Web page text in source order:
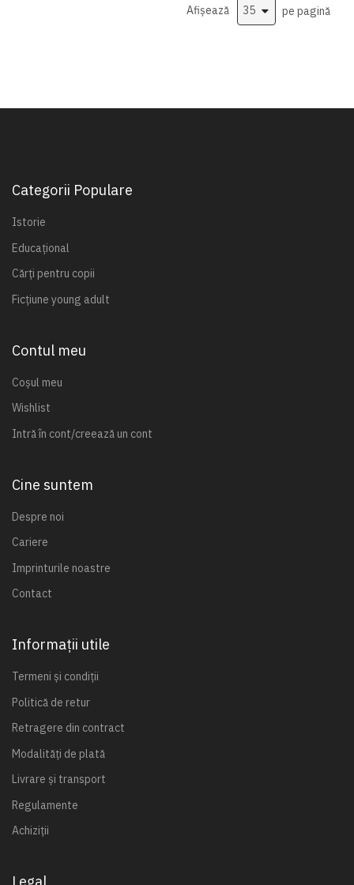
Afișează pe pagină
Categorii Populare
Istorie
Educațional
Cărți pentru copii
Ficțiune young adult
Contul meu
Coșul meu
Wishlist
Intră în cont/creează un cont
Cine suntem
Despre noi
Cariere
Imprinturile noastre
Contact
Informații utile
Termeni și condiții
Politică de retur
Retragere din contract
Modalități de plată
Livrare și transport
Regulamente
Achiziții